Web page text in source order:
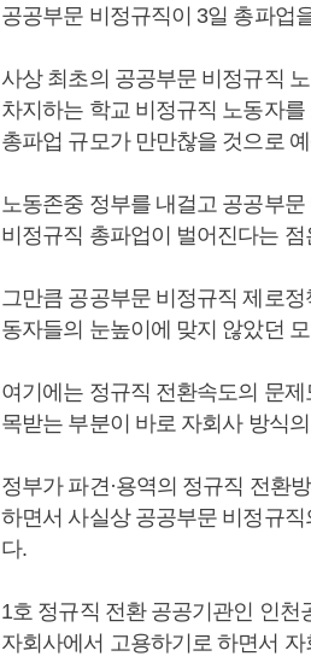
공공부문 비정규직이 3일 총파업
사상 최초의 공공부문 비정규직
차지하는 학교 비정규직 노동자
총파업 규모가 만만찮을 것으로
노동존중 정부를 내걸고 공공부
비정규직 총파업이 벌어진다는
그만큼 공공부문 비정규직 제로
동자들의 눈높이에 맞지 않았던
여기에는 정규직 전환속도의 문
목받는 부분이 바로 자회사 방식
정부가 파견·용역의 정규직 전환
하면서 사실상 공공부문 비정규
다.
1호 정규직 전환 공공기관인 인
자회사에서 고용하기로 하면서